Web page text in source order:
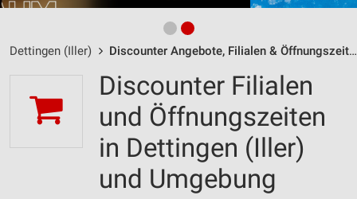
Dettingen (Iller) Discounter Angebote, Filialen & Öffnungszeiten
Discounter Filialen
und Öffnungszeiten
in Dettingen (Iller)
und Umgebung